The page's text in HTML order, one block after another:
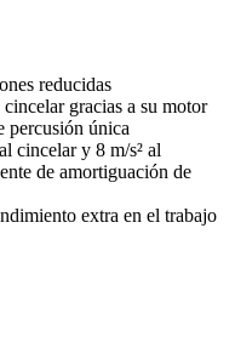
reducidas
gracias a su motor
percusión única
cincelar y 8 m/s² al
de amortiguación de
extra en el trabajo